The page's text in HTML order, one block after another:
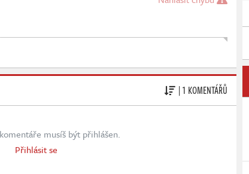
| 1 KOMENTÁŘŮ
musíš být přihlášen.
Přihlásit se